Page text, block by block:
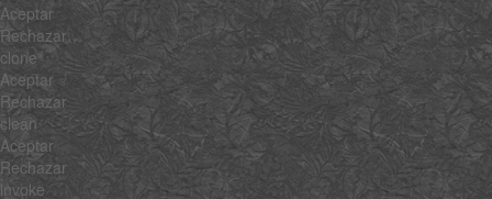
Aceptar
Rechazar
clone
Aceptar
Rechazar
clean
Aceptar
Rechazar
invoke